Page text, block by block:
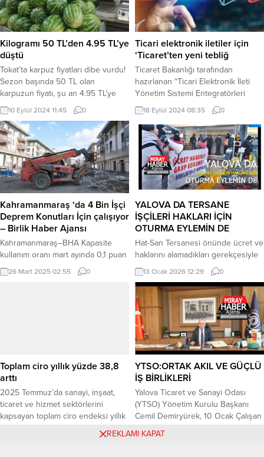
Kilogramı 50 TL’den 4.95 TL’ye
düştü
Tokat’ta karpuz fiyatları dibe vurdu!
Sezon başında 50 TL olan
karpuzun fiyatı, şu an 4.95 TL’ye
kadar düştü. Nurhan İÇMEZ
/ TOKAT HABER TOKAT (İGFA) –
Tokat’ta yaz aylarının vazgeçilmezi
olan karpuz, sezonun sonuna
gelinirken fiyatlarında ciddi bir
düşüş yaşıyor. Karpuzun kilogram
fiyatı, yaz başında 50 TL iken şu an
4.95 TL’ye...
10 Eylül 2024 11:45 0
Ticari elektronik iletiler için
‘Ticaret’ten yeni tebliğ
Ticaret Bakanlığı tarafından
hazırlanan “Ticari Elektronik İleti
Yönetim Sistemi Entegratörleri
Hakkında Tebliğ” Resmi Gazete’de
yayımlandı. ANKARA (İGFA) –
Ticaret Bakanlığı, Elektronik
Ticaretin Düzenlenmesi Hakkında
Kanun” ile “Ticari İletişim ve Ticari
Elektronik İletiler Hakkında
Yönetmelik” hükümleri uyarınca,
ticari faaliyette bulunan hizmet
sağlayıcılar için getirilen
yükümlülüklerin, uygulamada
bilişim sektöründe faaliyet
gösteren üçüncü...
18 Eylül 2024 08:35 0
Kahramanmaraş ‘da 4 Bin İşçi
Deprem Konutları İçin çalışıyor
– Birlik Haber Ajansı
Kahramanmaraş–BHA Kapasite
kullanım oranı mart ayında 0,1 puan
arttı Depremin merkez üssü
Kahramanmaraş’ta Çevre, Şehircilik
Şehircilik ve İklim Değişikliği Bakanı
Murat Kurum, “Durmuyoruz,
dinlenmiyoruz. Tüm vatandaşlarımız
yuvalarına kavuşana kadar bize...
26 Mart 2025 02:55 0
YALOVA DA TERSANE
İŞÇİLERİ HAKLARI İÇİN
OTURMA EYLEMİN DE
Hat-San Tersanesi önünde ücret ve
haklarını alamadıkları gerekçesiyle
başlatılan eylem 5. gününde devam
ediyor. Limter-İş üyesi işçiler, tüm
baskı ve engellemelere rağmen
alandan ayrılmayacaklarını
vurguladı. EYLEMİ KIRMA
GİRİŞİMLERİ TEPKİ ÇEKTİ İşçiler,
eylemi zayıflatmak amacıyla önce
korunma alanında bulunan naylon
örtülerin söküldüğünü, sabah
saatlerinde ise oturma banklarının
kaldırıldığını belirttiler. Yaşananlara
tepki...
13 Ocak 2026 12:29 0
Toplam ciro yıllık yüzde 38,8
arttı
2025 Temmuz’da sanayi, inşaat,
ticaret ve hizmet sektörlerini
kapsayan toplam ciro endeksi yıllık
azaldı. Sanayide yıllık yüzde 31,2
YTSO:ORTAK AKIL VE GÜÇLÜ
İŞ BİRLİKLERİ
Yalova Ticaret ve Sanayi Odası
(YTSO) Yönetim Kurulu Başkanı
Cemil Demiryürek, 10 Ocak Çalışan
düzenlenen basın toplantısında,
8 Ocak 2026 20:10
REKLAMI KAPAT